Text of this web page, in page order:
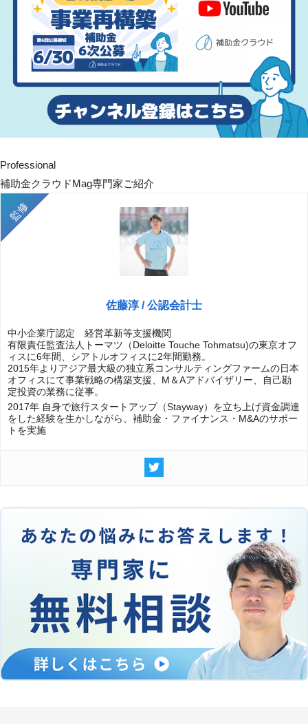
Professional
補助金クラウドMag専門家ご紹介
佐藤淳 / 公認会計士
中小企業庁認定 経営革新等支援機関
有限責任監査法人トーマツ（Deloitte Touche Tohmatsu)の東京オフ
ィスに6年間、シアトルオフィスに2年間勤務。
2015年よりアジア最大級の独立系コンサルティングファームの日本
オフィスにて事業戦略の構築支援、M＆Aアドバイザリー、自己勘
定投資の業務に従事。
2017年 自身で旅行スタートアップ（Stayway）を立ち上げ資金調達
をした経験を生かしながら、補助金・ファイナンス・M&Aのサポー
トを実施